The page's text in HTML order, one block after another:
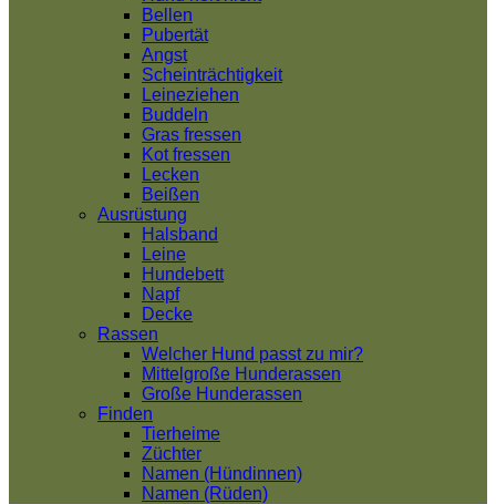
Bellen
Pubertät
Angst
Scheinträchtigkeit
Leineziehen
Buddeln
Gras fressen
Kot fressen
Lecken
Beißen
Ausrüstung
Halsband
Leine
Hundebett
Napf
Decke
Rassen
Welcher Hund passt zu mir?
Mittelgroße Hunderassen
Große Hunderassen
Finden
Tierheime
Züchter
Namen (Hündinnen)
Namen (Rüden)